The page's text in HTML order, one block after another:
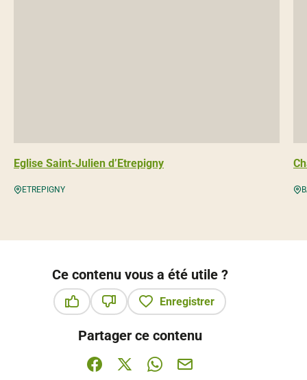
Eglise Saint-Julien d’Etrepigny
ETREPIGNY
Ce contenu vous a été utile ?
Enregistrer
Partager ce contenu
Partager sur Facebook (nouvelle fenêtre)
Partager sur X / Twitter (nouvelle
Partager sur WhatsApp
Partager par mail